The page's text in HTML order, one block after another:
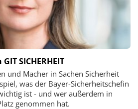
SICHERHEIT
und Macher in Sachen Sicherheit
was der Bayer-Sicherheitschefin
ist - und wer außerdem in
genommen hat.